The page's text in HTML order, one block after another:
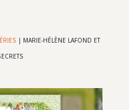
| MARIE-HÉLÈNE LAFOND ET